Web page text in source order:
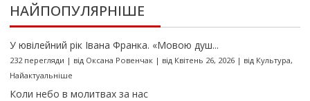
НАЙПОПУЛЯРНІШЕ
У ювілейний рік Івана Франка. «Мовою душ...
232 перегляди | від Оксана Ровенчак| від Квітень 26, 2026| від Культура,
Найактуальніше
Коли небо в молитвах за нас